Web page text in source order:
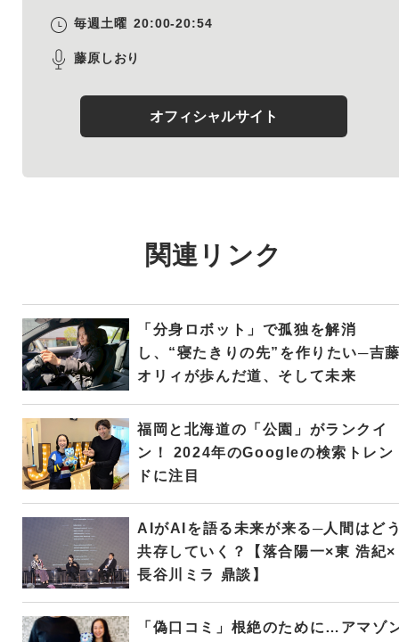
毎週土曜 20:00-20:54
藤原しおり
オフィシャルサイト
関連リンク
「分身ロボット」で孤独を解消
し、“寝たきりの先”を作りたい─吉
オリィが歩んだ道、そして未来
福岡と北海道の「公園」がランクイ
ン！ 2024年のGoogleの検索トレン
ドに注目
AIがAIを語る未来が来る─人間はど
共存していく？【落合陽一×東 浩紀×
長谷川ミラ 鼎談】
「偽口コミ」根絶のために…アマゾ